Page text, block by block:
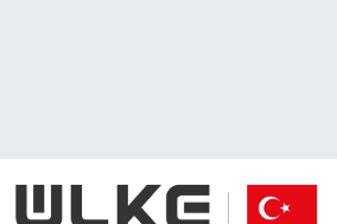
Gündem
Gündem
İstanbul Namaz Vakitleri